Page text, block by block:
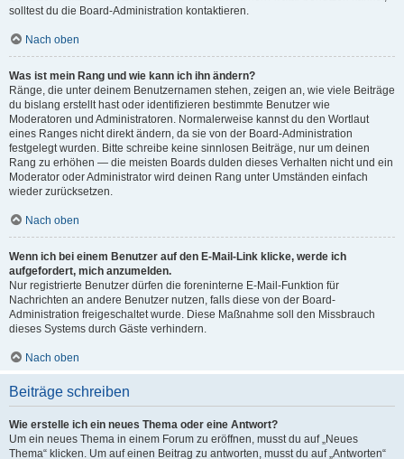
solltest du die Board-Administration kontaktieren.
Nach oben
Was ist mein Rang und wie kann ich ihn ändern?
Ränge, die unter deinem Benutzernamen stehen, zeigen an, wie viele Beiträge
du bislang erstellt hast oder identifizieren bestimmte Benutzer wie
Moderatoren und Administratoren. Normalerweise kannst du den Wortlaut
eines Ranges nicht direkt ändern, da sie von der Board-Administration
festgelegt wurden. Bitte schreibe keine sinnlosen Beiträge, nur um deinen
Rang zu erhöhen — die meisten Boards dulden dieses Verhalten nicht und ein
Moderator oder Administrator wird deinen Rang unter Umständen einfach
wieder zurücksetzen.
Nach oben
Wenn ich bei einem Benutzer auf den E-Mail-Link klicke, werde ich
aufgefordert, mich anzumelden.
Nur registrierte Benutzer dürfen die foreninterne E-Mail-Funktion für
Nachrichten an andere Benutzer nutzen, falls diese von der Board-
Administration freigeschaltet wurde. Diese Maßnahme soll den Missbrauch
dieses Systems durch Gäste verhindern.
Nach oben
Beiträge schreiben
Wie erstelle ich ein neues Thema oder eine Antwort?
Um ein neues Thema in einem Forum zu eröffnen, musst du auf „Neues
Thema“ klicken. Um auf einen Beitrag zu antworten, musst du auf „Antworten“